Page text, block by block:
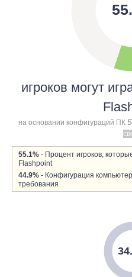
игроков могут
на основании конфигураций ПК
55.1% - Процент игроков,
Flashpoint
44.9% - Конфигурация
требования